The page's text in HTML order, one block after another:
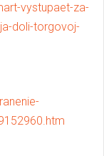
vystupaet-za-
doli-torgovoj-